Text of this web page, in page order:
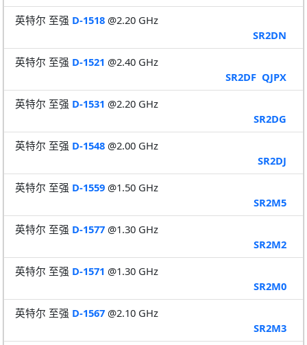
英特尔 至强 D-1518 @2.20 GHz
SR2DN
英特尔 至强 D-1521 @2.40 GHz
SR2DF QJPX
英特尔 至强 D-1531 @2.20 GHz
SR2DG
英特尔 至强 D-1548 @2.00 GHz
SR2DJ
英特尔 至强 D-1559 @1.50 GHz
SR2M5
英特尔 至强 D-1577 @1.30 GHz
SR2M2
英特尔 至强 D-1571 @1.30 GHz
SR2M0
英特尔 至强 D-1567 @2.10 GHz
SR2M3